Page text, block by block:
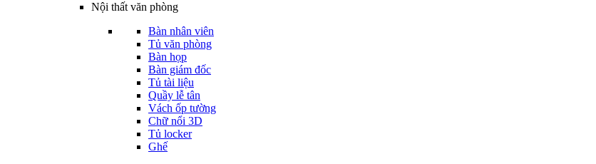
Nội thất văn phòng
Bàn nhân viên
Tủ văn phòng
Bàn họp
Bàn giám đốc
Tủ tài liệu
Quầy lễ tân
Vách ốp tường
Chữ nổi 3D
Tủ locker
Ghế